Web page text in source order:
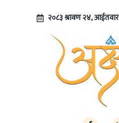
२०८३ श्रावण २४, आईतवार